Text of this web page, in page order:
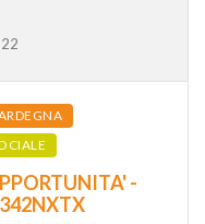
-